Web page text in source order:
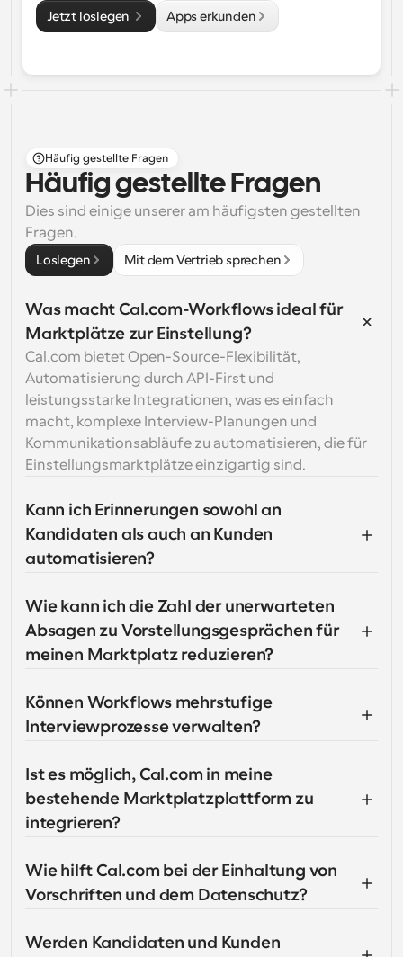
Jetzt loslegen Apps erkunden
Häufig gestellte Fragen
Häufig gestellte Fragen
Dies sind einige unserer am häufigsten gestellten
Fragen.
Loslegen Mit dem Vertrieb sprechen
Was macht Cal.com-Workflows ideal für
Marktplätze zur Einstellung?
Cal.com bietet Open-Source-Flexibilität,
Automatisierung durch API-First und
leistungsstarke Integrationen, was es einfach
macht, komplexe Interview-Planungen und
Kommunikationsabläufe zu automatisieren, die für
Einstellungsmarktplätze einzigartig sind.
Kann ich Erinnerungen sowohl an
Kandidaten als auch an Kunden
automatisieren?
Wie kann ich die Zahl der unerwarteten
Absagen zu Vorstellungsgesprächen für
meinen Marktplatz reduzieren?
Können Workflows mehrstufige
Interviewprozesse verwalten?
Ist es möglich, Cal.com in meine
bestehende Marktplatzplattform zu
integrieren?
Wie hilft Cal.com bei der Einhaltung von
Vorschriften und dem Datenschutz?
Werden Kandidaten und Kunden